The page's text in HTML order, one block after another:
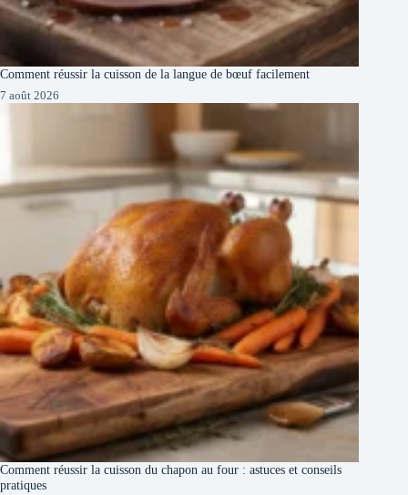
Comment réussir la cuisson de la langue de bœuf facilement
7 août 2026
Comment réussir la cuisson du chapon au four : astuces et conseils
pratiques